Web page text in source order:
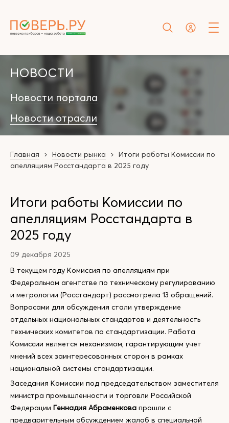
НОВОСТИ
Новости портала
Новости отрасли
Главная Новости рынка
Итоги работы Комиссии по
апелляциям Росстандарта в 2025 году
Итоги работы Комиссии по
апелляциям Росстандарта в
2025 году
09 декабря 2025
В текущем году Комиссия по апелляциям при
Федеральном агентстве по техническому регулированию
и метрологии (Росстандарт) рассмотрела 13 обращений.
Вопросами для обсуждения стали утверждение
отдельных национальных стандартов и деятельность
технических комитетов по стандартизации. Работа
Комиссии является механизмом, гарантирующим учет
мнений всех заинтересованных сторон в рамках
национальной системы стандартизации.
Заседания Комиссии под председательством заместителя
министра промышленности и торговли Российской
Федерации Геннадия Абраменкова прошли с
предварительным обсуждением жалоб в специальной